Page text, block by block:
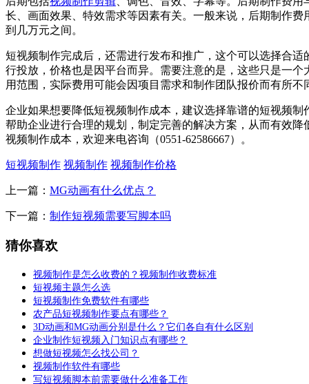
长、画面效果、特效需求等因素有关。一般来说，后期制作费
到几万元之间。
短视频制作完成后，还需进行发布和推广，这个可以选择合适
行投放，价格也是因平台而异。需要注意的是，这些只是一个
用范围，实际费用可能会因项目需求和制作团队报价而有所不
企业如果想要降低短视频制作成本，建议选择靠谱的短视频制
帮助企业进行合理的规划，制定完善的解决方案，从而有效降
视频制作成本，欢迎来电咨询（0551-62586667）。
短视频制作 视频制作 视频制作价格
上一篇： MG动画有什么优点？
下一篇： 制作短视频需要写脚本吗
猜你喜欢
视频制作是怎么收费的？视频制作收费标准
短视频主题怎么选
短视频制作免费软件有哪些
农产品短视频制作要点有哪些？
3D动画和MG动画分别是什么？它们各自有什么区别
企业制作短视频入门知识点有哪些？
想做短视频怎么找公司？
视频制作软件有哪些
写短视频脚本前需要做什么准备工作